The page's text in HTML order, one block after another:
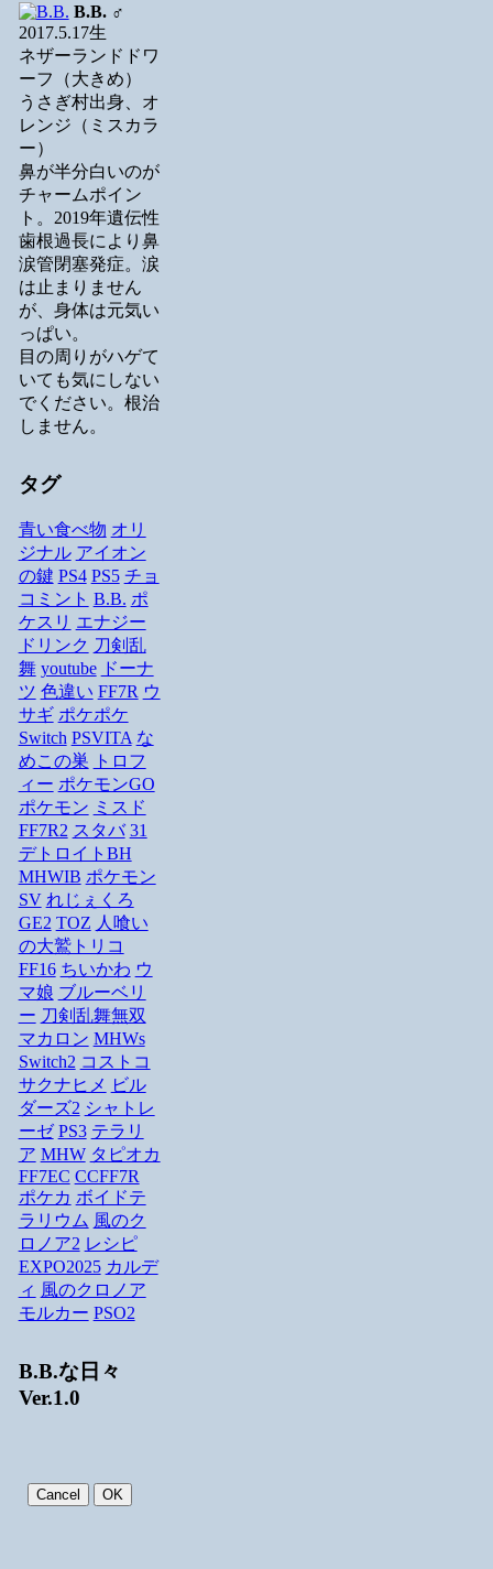
B.B.♂
2017.5.17生
ネザーランドドワ
ーフ（大きめ）
うさぎ村出身、オ
レンジ（ミスカラ
ー）
鼻が半分白いのが
チャームポイン
ト。2019年遺伝性
歯根過長により鼻
涙管閉塞発症。涙
は止まりません
が、身体は元気い
っぱい。
目の周りがハゲて
いても気にしない
でください。根治
しません。
タグ
青い食べ物 オリ
ジナル アイオン
の鍵 PS4 PS5 チョ
コミント B.B. ポ
ケスリ エナジー
ドリンク 刀剣乱
舞 youtube
ドーナ
ツ 色違い FF7R ウ
サギ ポケポケ
Switch PSVITA な
めこの巣
トロフ
ィー ポケモンGO
ポケモン ミスド
FF7R2 スタバ 31
デトロイトBH
MHWIB ポケモン
SV れじぇくろ
GE2 TOZ 人喰い
の大鷲トリコ
FF16 ちいかわ ウ
マ娘 ブルーベリ
ー 刀剣乱舞無双
マカロン MHWs
Switch2 コストコ
サクナヒメ ビル
ダーズ2 シャトレ
ーゼ PS3 テラリ
ア MHW タピオカ
FF7EC CCFF7R
ポケカ ボイドテ
ラリウム 風のク
ロノア2 レシピ
EXPO2025 カルデ
ィ 風のクロノア
モルカー PSO2
B.B.な日々
Ver.1.0